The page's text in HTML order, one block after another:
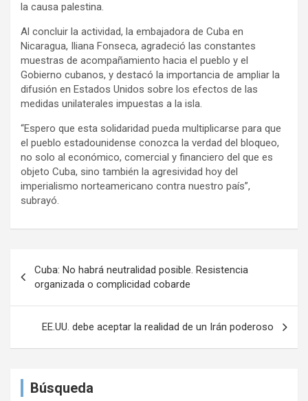
la causa palestina.
Al concluir la actividad, la embajadora de Cuba en
Nicaragua, Iliana Fonseca, agradeció las constantes
muestras de acompañamiento hacia el pueblo y el
Gobierno cubanos, y destacó la importancia de ampliar la
difusión en Estados Unidos sobre los efectos de las
medidas unilaterales impuestas a la isla.
“Espero que esta solidaridad pueda multiplicarse para que
el pueblo estadounidense conozca la verdad del bloqueo,
no solo al económico, comercial y financiero del que es
objeto Cuba, sino también la agresividad hoy del
imperialismo norteamericano contra nuestro país”,
subrayó.
v
g
Cuba: No habrá neutralidad posible. Resistencia
organizada o complicidad cobarde
EE.UU. debe aceptar la realidad de un Irán poderoso
Búsqueda